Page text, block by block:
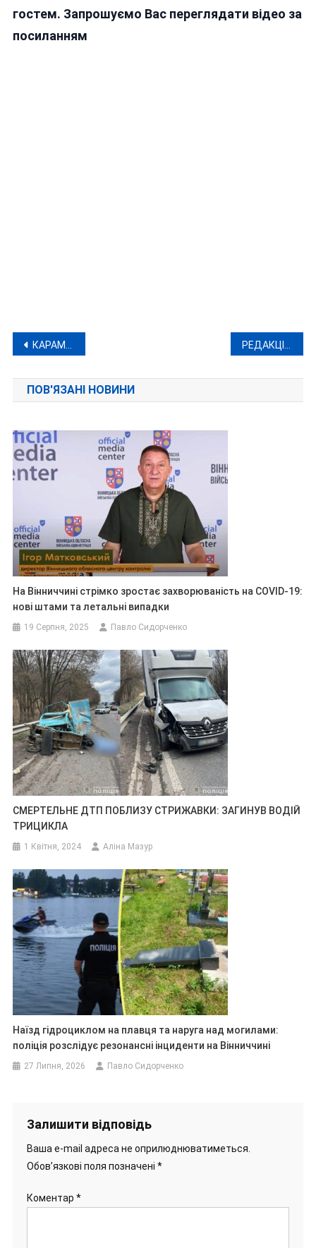
гостем. Запрошуємо Вас переглядати відео за
посиланням
Навігація
записів
КАРАМЕЛЬНИЙ ПИРІГ З ЯБЛУКАМИ
ПОВ'ЯЗАНІ НОВИНИ
На Вінниччині стрімко зростає захворюваність на COVID-19:
нові штами та летальні випадки
19 Серпня, 2025 Павло Сидорченко
СМЕРТЕЛЬНЕ ДТП ПОБЛИЗУ СТРИЖАВКИ: ЗАГИНУВ ВОДІЙ
ТРИЦИКЛА
1 Квітня, 2024 Аліна Мазур
Наїзд гідроциклом на плавця та наруга над могилами:
поліція розслідує резонансні інциденти на Вінниччині
27 Липня, 2026 Павло Сидорченко
Залишити відповідь
Ваша e-mail адреса не оприлюднюватиметься.
Обов’язкові поля позначені *
Коментар *